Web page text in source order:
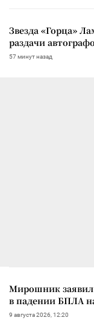
Звезда «Горца»
раздачи
57 минут назад
Мирошник
в падении БПЛА
9 августа 2026, 12:20